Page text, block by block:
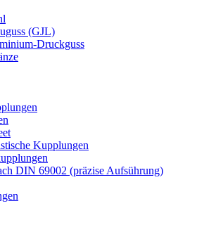
(GJL)
Druckguss
Kupplungen
DIN 69002 (präzise Aufsührung)